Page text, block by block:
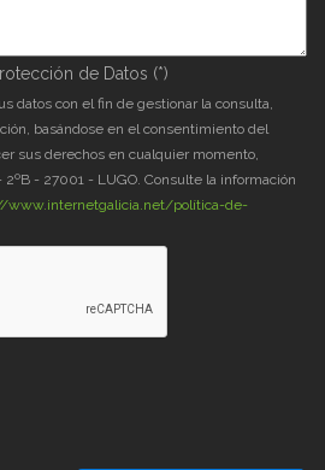
de Datos (*)
de Datos (*)
datos con el fin de gestionar la consulta,
basándose en el consentimiento del
sus derechos en cualquier momento,
2ºB - 27001 - LUGO. Consulte la información
www.internetgalicia.net/política-de-